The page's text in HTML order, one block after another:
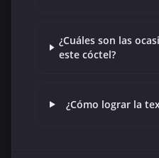
¿Cuáles son las
este cóctel?
¿Cómo lograr la